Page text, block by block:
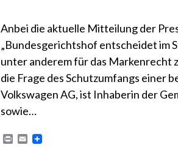
Anbei die aktuelle Mitteilung der
„Bundesgerichtshof entscheidet im
unter anderem für das Markenrecht
die Frage des Schutzumfangs einer
Volkswagen AG, ist Inhaberin der
sowie…
E